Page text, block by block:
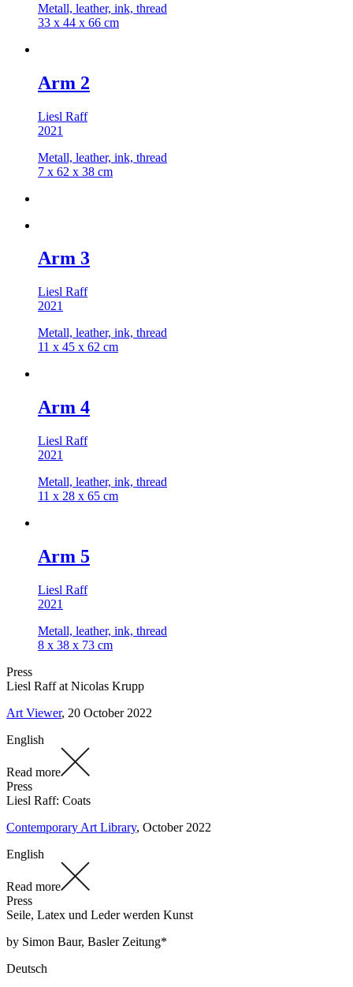
Metall, leather, ink, thread
33 x 44 x 66 cm
Arm 2
Liesl Raff
2021
Metall, leather, ink, thread
7 x 62 x 38 cm
Arm 3
Liesl Raff
2021
Metall, leather, ink, thread
11 x 45 x 62 cm
Arm 4
Liesl Raff
2021
Metall, leather, ink, thread
11 x 28 x 65 cm
Arm 5
Liesl Raff
2021
Metall, leather, ink, thread
8 x 38 x 73 cm
Press
Liesl Raff at Nicolas Krupp
Art Viewer, 20 October 2022
English
Read more
Press
Liesl Raff: Coats
Contemporary Art Library, October 2022
English
Read more
Press
Seile, Latex und Leder werden Kunst
by Simon Baur, Basler Zeitung*
Deutsch